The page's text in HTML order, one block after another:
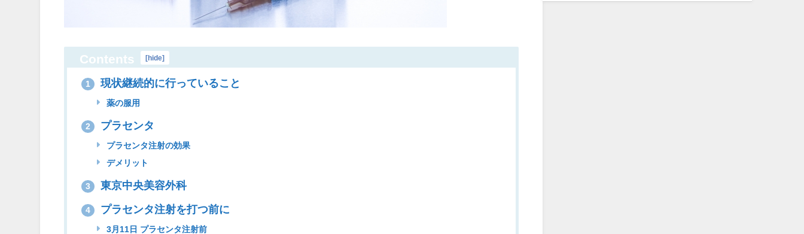
Contents [hide]
1 現状継続的に行っていること
薬の服用
2 プラセンタ
プラセンタ注射の効果
デメリット
3 東京中央美容外科
4 プラセンタ注射を打つ前に
3月11日 プラセンタ注射前